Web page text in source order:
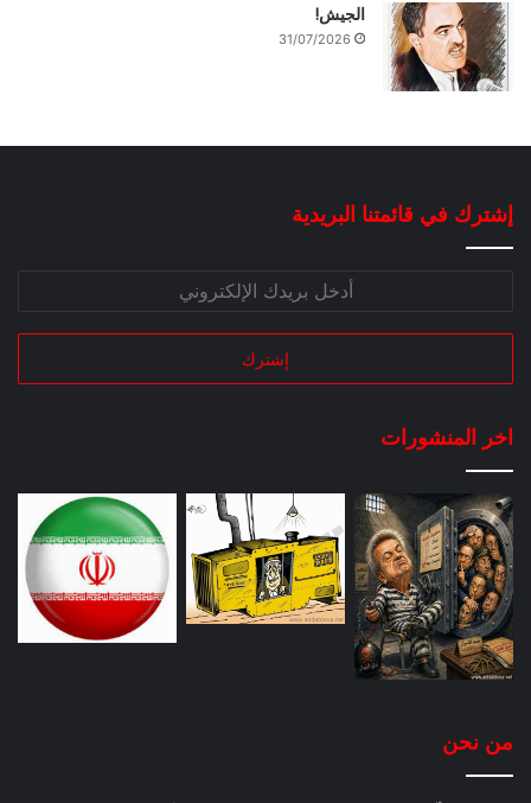
الجيش!
31/07/2026
إشترك في قائمتنا البريدية
اخر المنشورات
من نحن